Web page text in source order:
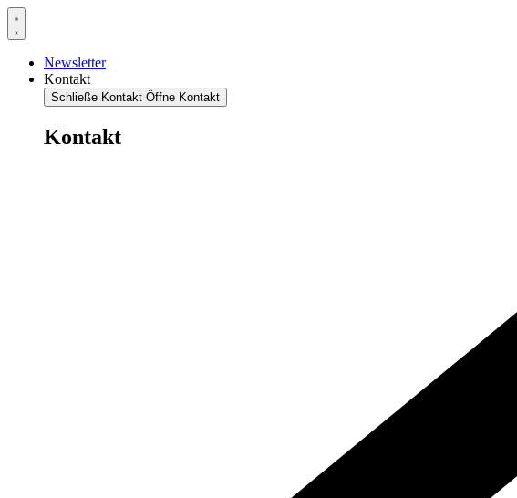
Newsletter
Kontakt
Schließe Kontakt Öffne Kontakt
Kontakt